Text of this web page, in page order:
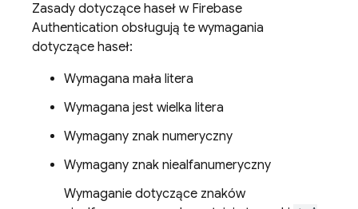
Zasady dotyczące haseł w Firebase
Authentication obsługują te wymagania
dotyczące haseł:
Wymagana mała litera
Wymagana jest wielka litera
Wymagany znak numeryczny
Wymagany znak niealfanumeryczny
Wymaganie dotyczące znaków